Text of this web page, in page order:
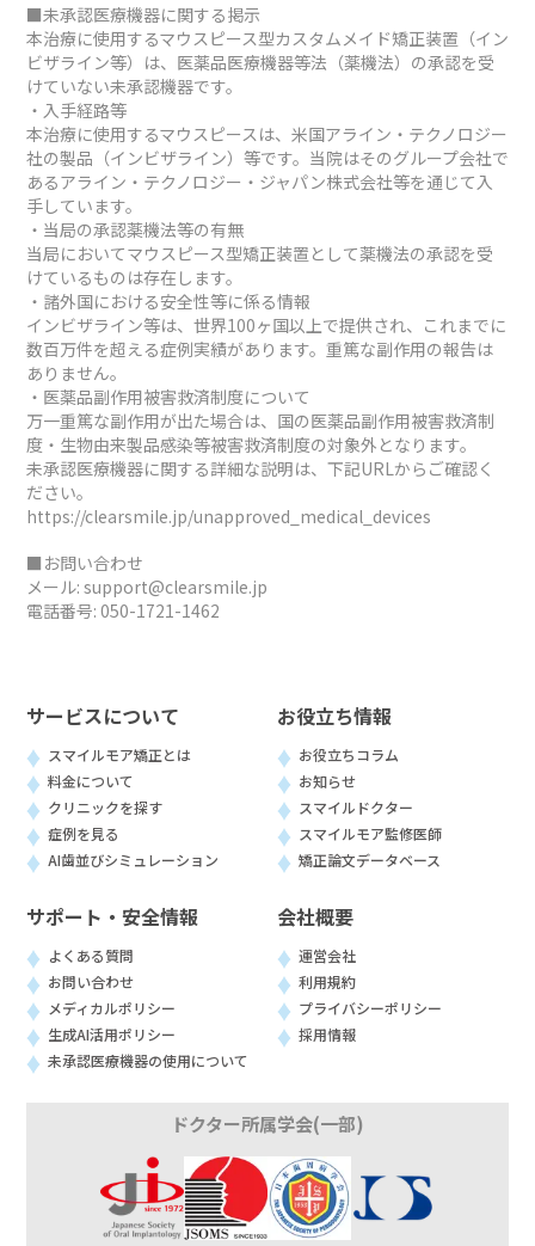
■未承認医療機器に関する掲示
本治療に使用するマウスピース型カスタムメイド矯正装置（イン
ビザライン等）は、医薬品医療機器等法（薬機法）の承認を受
けていない未承認機器です。
・入手経路等
本治療に使用するマウスピースは、米国アライン・テクノロジー
社の製品（インビザライン）等です。当院はそのグループ会社で
あるアライン・テクノロジー・ジャパン株式会社等を通じて入
手しています。
・当局の承認薬機法等の有無
当局においてマウスピース型矯正装置として薬機法の承認を受
けているものは存在します。
・諸外国における安全性等に係る情報
インビザライン等は、世界100ヶ国以上で提供され、これまでに
数百万件を超える症例実績があります。重篤な副作用の報告は
ありません。
・医薬品副作用被害救済制度について
万一重篤な副作用が出た場合は、国の医薬品副作用被害救済制
度・生物由来製品感染等被害救済制度の対象外となります。
未承認医療機器に関する詳細な説明は、下記URLからご確認く
ださい。
https://clearsmile.jp/unapproved_medical_devices
■お問い合わせ
メール: support@clearsmile.jp
電話番号: 050-1721-1462
サービスについて
スマイルモア矯正とは
料金について
クリニックを探す
症例を見る
AI歯並びシミュレーション
お役立ち情報
お役立ちコラム
お知らせ
スマイルドクター
スマイルモア監修医師
矯正論文データベース
サポート・安全情報
よくある質問
お問い合わせ
メディカルポリシー
生成AI活用ポリシー
未承認医療機器の使用について
会社概要
運営会社
利用規約
プライバシーポリシー
採用情報
ドクター所属学会(一部)